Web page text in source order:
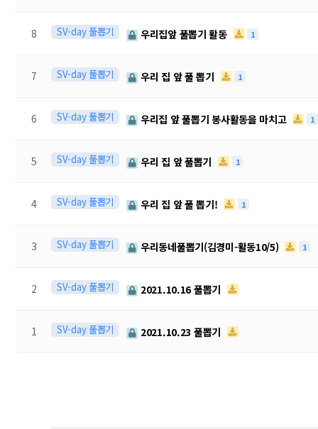
8 SV-day 풀뽑기 우리집앞 풀뽑기 활동 1
7 SV-day 풀뽑기 우리 집 앞 풀 뽑기 1
6 SV-day 풀뽑기 우리집 앞 풀뽑기 봉사활동을 마치고 1
5 SV-day 풀뽑기 우리 집 앞 풀뽑기 1
4 SV-day 풀뽑기 우리 집 앞 풀 뽑기! 1
3 SV-day 풀뽑기 우리동네풀뽑기(김경미-활동10/5) 1
2 SV-day 풀뽑기 2021.10.16 풀뽑기
1 SV-day 풀뽑기 2021.10.23 풀뽑기